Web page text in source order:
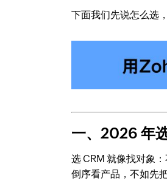
下面我们先说怎么选
一、2026 年
选 CRM 就像找对象
倒序看产品，不如先